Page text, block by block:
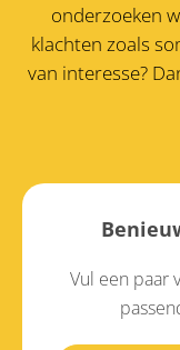
onderzoeken
klachten zoals
van interesse?
Vul een paar